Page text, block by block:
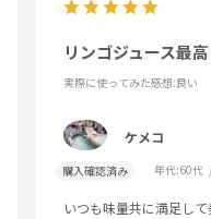
リンゴジュース最高
実際に使ってみた感想:良い
ケメコ
購入確認済み 年代:60代
いつも味量共に満足し